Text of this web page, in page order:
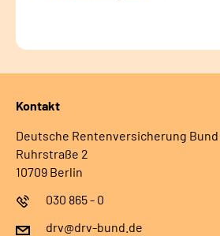
Kontakt
Deutsche Rentenversicherung Bund
Ruhrstraße 2
10709 Berlin
030 865 - 0
drv@drv-bund.de